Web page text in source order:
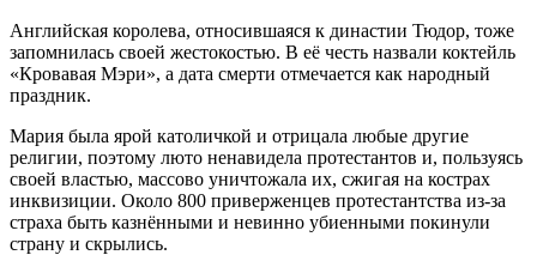
Английская королева, относившаяся к династии Тюдор, тоже
запомнилась своей жестокостью. В её честь назвали коктейль
«Кровавая Мэри», а дата смерти отмечается как народный
праздник.
Мария была ярой католичкой и отрицала любые другие
религии, поэтому люто ненавидела протестантов и, пользуясь
своей властью, массово уничтожала их, сжигая на кострах
инквизиции. Около 800 приверженцев протестантства из-за
страха быть казнёнными и невинно убиенными покинули
страну и скрылись.